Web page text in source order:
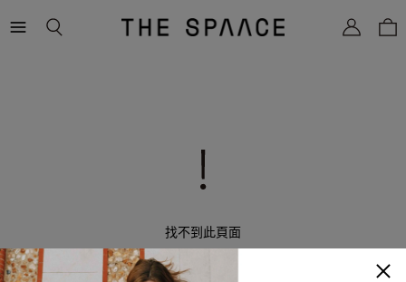
SPAACE
找不到此頁面